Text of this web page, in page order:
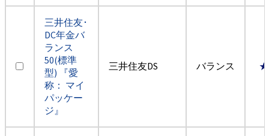
三井住友･
DC年金バ
ランス
50(標準
型) 『愛
称： マイ
パッケー
ジ』
三井住友DS バランス